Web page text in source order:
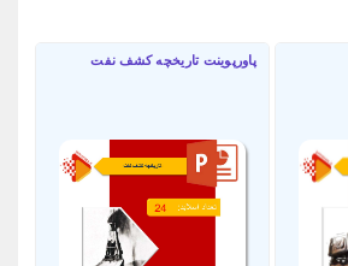
پاورپوینت تاریخچه کشف نفت